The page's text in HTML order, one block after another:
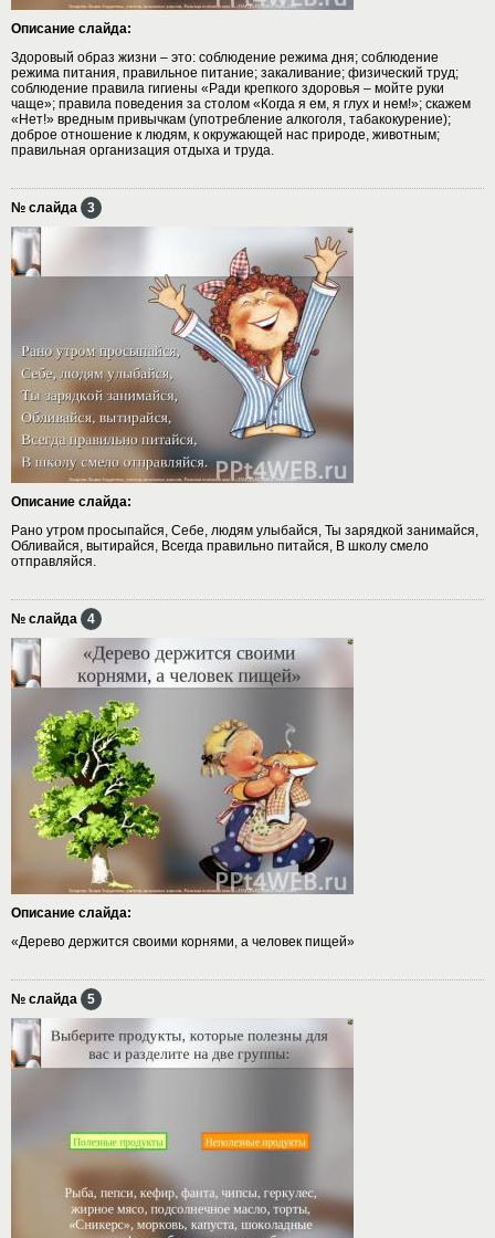
Описание слайда:
Здоровый образ жизни – это: соблюдение режима дня; соблюдение
режима питания, правильное питание; закаливание; физический труд;
соблюдение правила гигиены «Ради крепкого здоровья – мойте руки
чаще»; правила поведения за столом «Когда я ем, я глух и нем!»; скажем
«Нет!» вредным привычкам (употребление алкоголя, табакокурение);
доброе отношение к людям, к окружающей нас природе, животным;
правильная организация отдыха и труда.
№ слайда 3
Описание слайда:
Рано утром просыпайся, Себе, людям улыбайся, Ты зарядкой занимайся,
Обливайся, вытирайся, Всегда правильно питайся, В школу смело
отправляйся.
№ слайда 4
Описание слайда:
«Дерево держится своими корнями, а человек пищей»
№ слайда 5